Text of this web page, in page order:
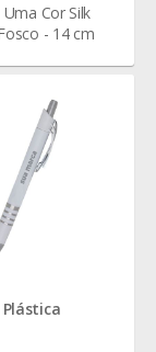
Cor Silk
- 14 cm